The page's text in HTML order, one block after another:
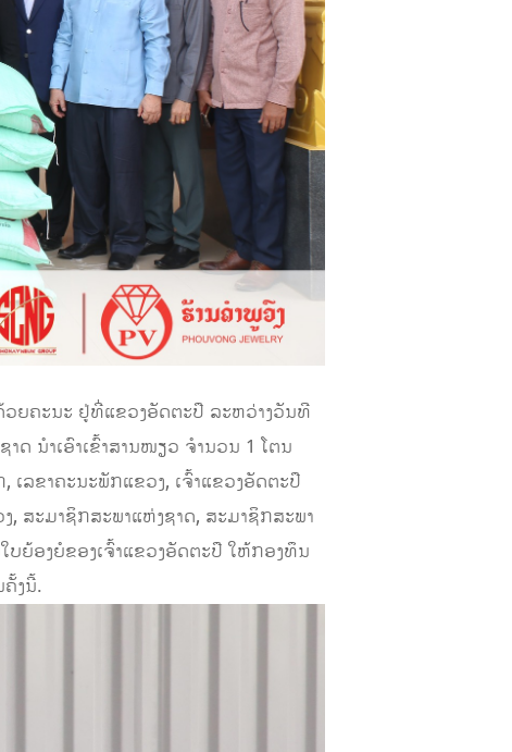
ວຍຄະນະ ຢູ່ທີ່ແຂວງອັດຕະປື ລະຫວ່າງວັນທີ
ດ ນຳເອົາເຂົ້າສານໜຽວ ຈຳນວນ 1 ໂຕນ
ລຂາຄະນະພັກແຂວງ, ເຈົ້າແຂວງອັດຕະປື
ສະມາຊິກສະພາແຫ່ງຊາດ, ສະມາຊິກສະພາ
ຍ້ອງຍໍຂອງເຈົ້າແຂວງອັດຕະປື ໃຫ້ກອງທຶນ
ງນີ້.